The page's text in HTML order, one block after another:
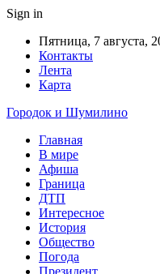
Sign in
Пятница, 7 августа,
Контакты
Лента
Карта
Городок и Шумилино
Главная
В мире
Афиша
Граница
ДТП
Интересное
История
Общество
Погода
Президент